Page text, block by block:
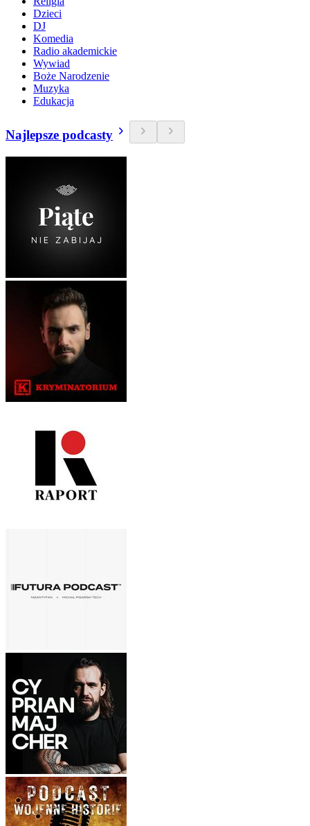
Dzieci
DJ
Komedia
Radio akademickie
Wywiad
Boże Narodzenie
Muzyka
Edukacja
Najlepsze podcasty